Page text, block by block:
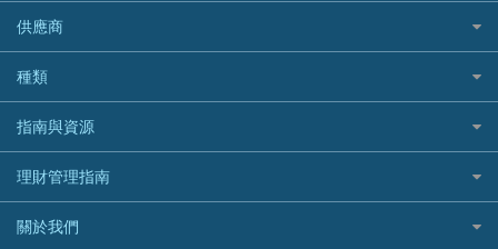
Standard Chartered 渣打銀行
UA 亞洲聯合財務
WeLab Bank
WeLend 貸款
家庭親子遊
自駕遊比較
相機有得保
專為孕婦設計的最佳旅遊保險
最佳滑雪旅遊保險
Bolttech 保特
Blue Cross 藍十字
中國平安
HSBC滙豐銀行
MSIG 三井住友
Prudential 保誠
QBE昆士蘭汽車保險
平安汽車保險
uSMART 盈立證券
華盛証券
長橋證券
WeBull微牛證券
漲樂全球通｜華泰國際
OSL
Longbridge長橋證券好唔好？
老虎證券好唔好？
華盛証券好唔好？
漲樂全球通好唔好？
IB盈透證券好唔好？
盈立證券 uSMART 好唔好？
Stashaway好唔好？
股票戶口開戶
證券行邊間好？
港股5隻高息ETF精選
什麼是ETF？
香港30大高息股排行
黃金ETF懶人包
最值得注意的比特幣ETF
供應商
銀行戶口比較
尊尚銀行戶口
Citi Plus
中信銀行inMotion
Airwallex銀行
種類
定期存款
港元定存
人民幣定存
美元定存
指南與資源
理財資訊
識慳識賺
債務管理
理財管理指南
常用相關詞彙
關於我們